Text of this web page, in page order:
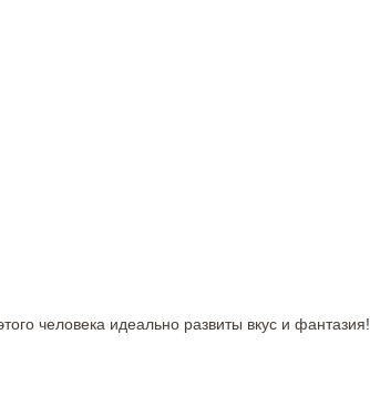
человека идеально развиты вкус и фантазия!